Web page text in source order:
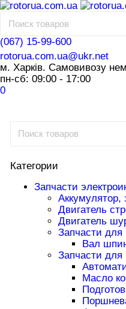
(067) 15-99-600
rotorua.com.ua@ukr.net
м. Харків. Самовивозу
пн-сб: 09:00 - 17:00
0
Категории
Запчасти
Аккумулятор,
Двигатель
Двигатель
Запчасти для
Вал
Запчасти для
Масло